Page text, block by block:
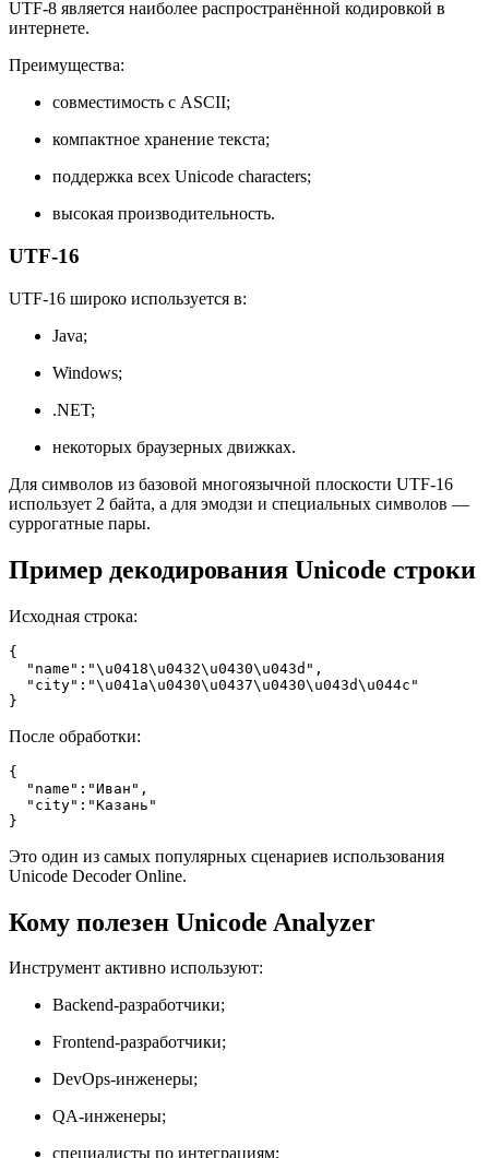
UTF-8 является наиболее распространённой кодировкой в
интернете.
Преимущества:
совместимость с ASCII;
компактное хранение текста;
поддержка всех Unicode characters;
высокая производительность.
UTF-16
UTF-16 широко используется в:
Java;
Windows;
.NET;
некоторых браузерных движках.
Для символов из базовой многоязычной плоскости UTF-16
использует 2 байта, а для эмодзи и специальных символов —
суррогатные пары.
Пример декодирования Unicode строки
Исходная строка:
{
  "name":"\u0418\u0432\u0430\u043d",
  "city":"\u041a\u0430\u0437\u0430\u043d\u044c"
}
После обработки:
{
  "name":"Иван",
  "city":"Казань"
}
Это один из самых популярных сценариев использования
Unicode Decoder Online.
Кому полезен Unicode Analyzer
Инструмент активно используют:
Backend-разработчики;
Frontend-разработчики;
DevOps-инженеры;
QA-инженеры;
специалисты по интеграциям;